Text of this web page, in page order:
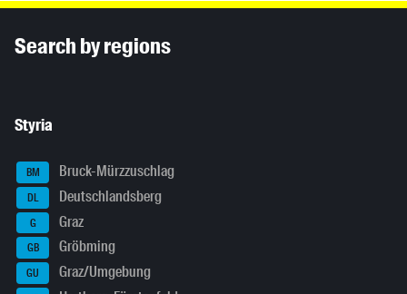
Search by regions
Styria
BM Bruck-Mürzzuschlag
DL Deutschlandsberg
G Graz
GB Gröbming
GU Graz/Umgebung